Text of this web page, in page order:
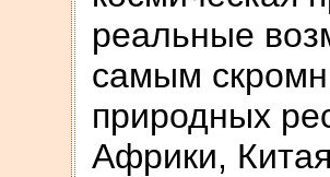
реальные
самым
природных
Африки,